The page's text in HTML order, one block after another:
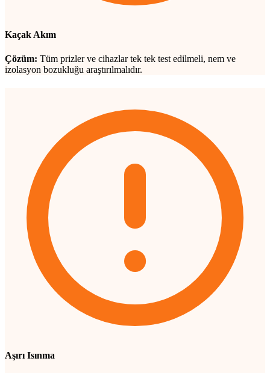
Kaçak Akım
Çözüm: Tüm prizler ve cihazlar tek tek test edilmeli, nem ve
izolasyon bozukluğu araştırılmalıdır.
Aşırı Isınma